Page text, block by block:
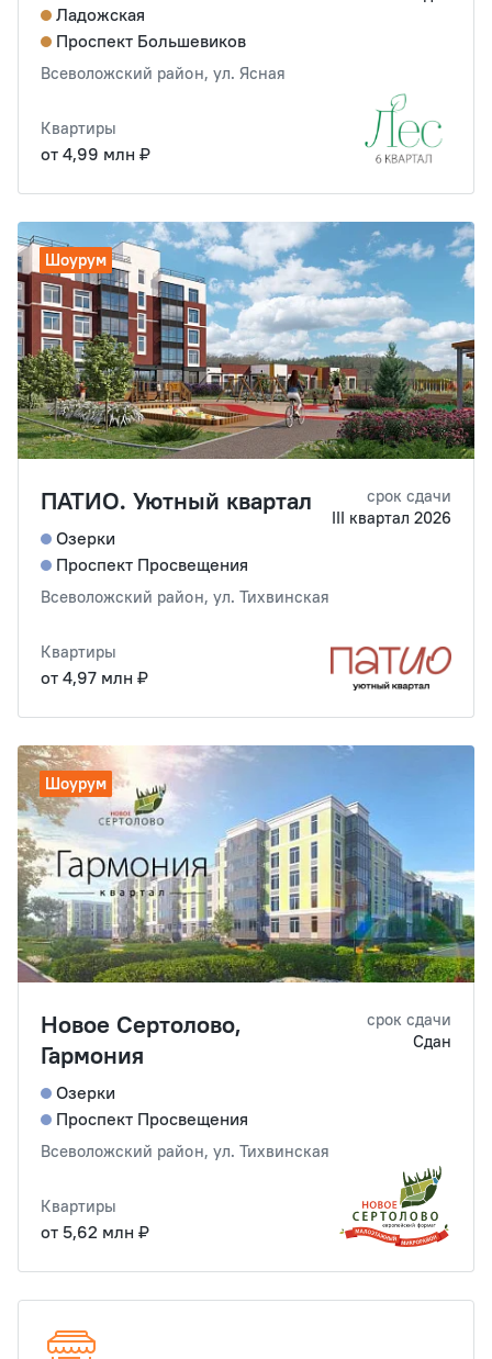
Ладожская
Проспект Большевиков
Всеволожский район, ул. Ясная
Квартиры
от 4,99 млн ₽
Шоурум
ПАТИО. Уютный квартал
Озерки
Проспект Просвещения
Всеволожский район, ул. Тихвинская
срок сдачи
III квартал 2026
Квартиры
от 4,97 млн ₽
Шоурум
Новое Сертолово,
Гармония
Озерки
Проспект Просвещения
Всеволожский район, ул. Тихвинская
срок сдачи
Сдан
Квартиры
от 5,62 млн ₽